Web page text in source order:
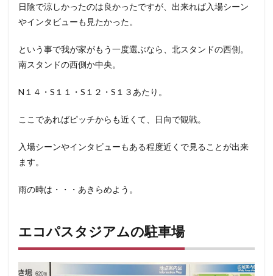
日陰で涼しかったのは良かったですが、出来れば入場シーン
やインタビューも見たかった。
という事で我が家がもう一度選ぶなら、北スタンドの西側。
南スタンドの西側か中央。
N１４・S１１・S１２・S１３あたり。
ここであればピッチからも近くて、日向で観戦。
入場シーンやインタビューもある程度近くで見ることが出来
ます。
雨の時は・・・あきらめよう。
エコパスタジアムの駐車場